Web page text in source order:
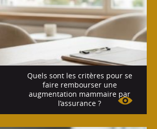
Quels sont les critères pour se
faire rembourser une
augmentation mammaire par
l’assurance ?
Voir l'article